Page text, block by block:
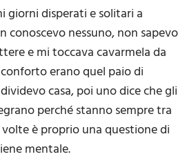
giorni disperati e solitari a
conoscevo nessuno, non sapevo
e mi toccava cavarmela da
erano quel paio di
casa, poi uno dice che gli
perché stanno sempre tra
è proprio una questione di
mentale.